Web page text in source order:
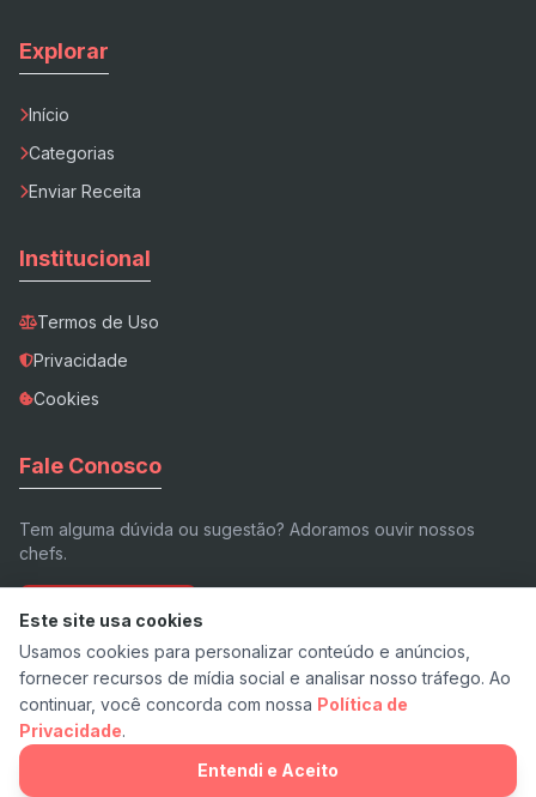
Explorar
Início
Categorias
Enviar Receita
Institucional
Termos de Uso
Privacidade
Cookies
Fale Conosco
Tem alguma dúvida ou sugestão? Adoramos ouvir nossos
chefs.
Enviar E-mail
© 2026 Receita.app - Feito com ❤️ e pimenta.
v7.3 Stable
Este site usa cookies
Usamos cookies para personalizar conteúdo e anúncios,
fornecer recursos de mídia social e analisar nosso tráfego. Ao
continuar, você concorda com nossa Política de
Privacidade.
Entendi e Aceito